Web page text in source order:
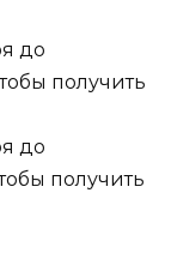
до
получить
до
получить